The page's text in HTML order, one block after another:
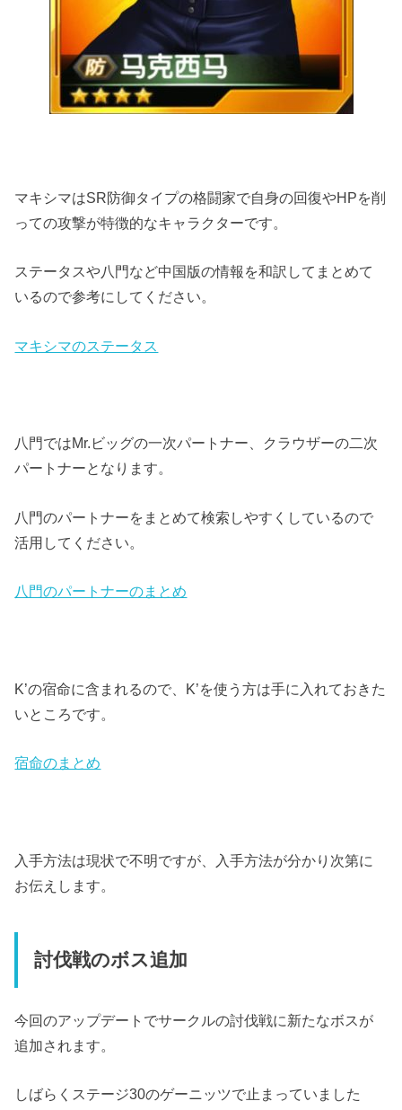
マキシマはSR防御タイプの格闘家で自身の回復やHPを削
っての攻撃が特徴的なキャラクターです。
ステータスや八門など中国版の情報を和訳してまとめて
いるので参考にしてください。
マキシマのステータス
八門ではMr.ビッグの一次パートナー、クラウザーの二次
パートナーとなります。
八門のパートナーをまとめて検索しやすくしているので
活用してください。
八門のパートナーのまとめ
K’の宿命に含まれるので、K’を使う方は手に入れておきた
いところです。
宿命のまとめ
入手方法は現状で不明ですが、入手方法が分かり次第に
お伝えします。
討伐戦のボス追加
今回のアップデートでサークルの討伐戦に新たなボスが
追加されます。
しばらくステージ30のゲーニッツで止まっていました